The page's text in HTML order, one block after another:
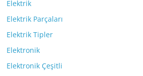
Elektrik
Elektrik Parçaları
Elektrik Tipler
Elektronik
Elektronik Çeşitli